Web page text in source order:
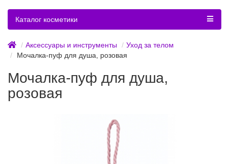
Каталог косметики
Аксессуары и инструменты
Уход за телом
Мочалка-пуф для душа, розовая
Мочалка-пуф для душа,
розовая